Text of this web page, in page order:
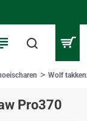
Pro370
Wolf